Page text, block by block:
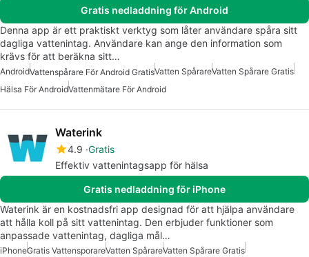
Gratis nedladdning för Android
Denna app är ett praktiskt verktyg som låter användare spåra sitt
dagliga vattenintag. Användare kan ange den information som
krävs för att beräkna sitt…
AndroidVattenspårare För Android GratisVatten SpårareVatten Spårare Gratis
Hälsa För AndroidVattenmätare För Android
Waterink
4.9 Gratis
Effektiv vattenintagsapp för hälsa
Gratis nedladdning för iPhone
Waterink är en kostnadsfri app designad för att hjälpa användare
att hålla koll på sitt vattenintag. Den erbjuder funktioner som
anpassade vattenintag, dagliga mål…
iPhoneGratis VattensporareVatten SpårareVatten Spårare Gratis